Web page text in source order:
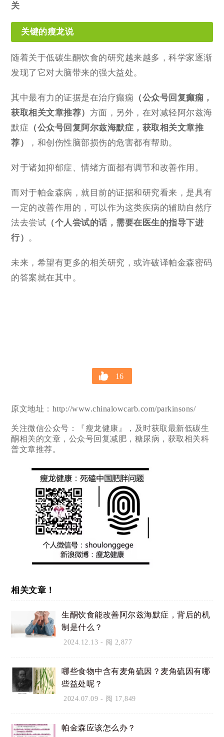
关
关键的瘦龙说
随着关于低碳生酮饮食的研究越来越多，科学家逐渐
发现了它对大脑带来的强大益处。
其中最有力的证据是在治疗癫痫 （公众号回复癫痫，
获取相关文章推荐） 方面，另外，在对减轻阿尔兹海
默症 （公众号回复阿尔兹海默症，获取相关文章推
荐）
，和创伤性脑部损伤的危害都有帮助。
对于诸如抑郁症、情绪方面都有调节和改善作用。
而对于帕金森病，就目前的证据和研究看来，是具有
一定的改善作用的，可以作为这类疾病的辅助自然疗
法去尝试 （个人尝试的话，需要在医生的指导下进
行） 。
未来，希望有更多的相关研究，或许破译帕金森密码
的答案就在其中。
16
原文地址：http://www.chinalowcarb.com/parkinsons/
关注微信公众号：『瘦龙健康』，及时获取最新低碳生
酮相关的文章，公众号回复减肥，糖尿病，获取相关科
普文章推荐。
相关文章！
生酮饮食能改善阿尔兹海默症，背后的机
制是什么？
2024.12.13 - 阅 2,877
哪些食物中含有麦角硫因？麦角硫因有哪
些益处呢？
2024.07.09 - 阅 17,849
帕金森应该怎么办？